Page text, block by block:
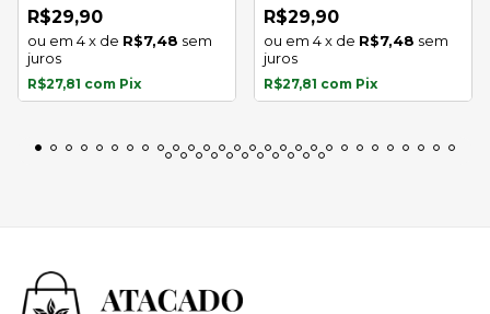
R$29,90
4x de R$7,48 sem
juros
R$27,81 com Pix
R$29,90
4x de R$7,48 sem
juros
R$27,81 com Pix